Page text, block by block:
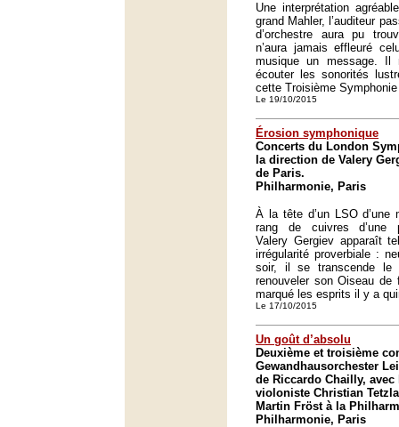
Une interprétation
grand Mahler, l’auditeur
d’orchestre aura pu
n’aura jamais effleuré
musique un message. Il
écouter les sonorités
cette Troisième
Le 19/10/2015
Érosion symphonique
Concerts du London
la direction de Valery
de Paris.
Philharmonie, Paris
À la tête d’un LSO d’une
rang de cuivres d’une
Valery Gergiev apparaît
irrégularité proverbiale :
soir, il se transcende le
renouveler son Oiseau
marqué les esprits il y a
Le 17/10/2015
Un goût d’absolu
Deuxième et troisième
Gewandhausorchester
de Riccardo Chailly,
violoniste Christian
Martin Fröst à la
Philharmonie, Paris